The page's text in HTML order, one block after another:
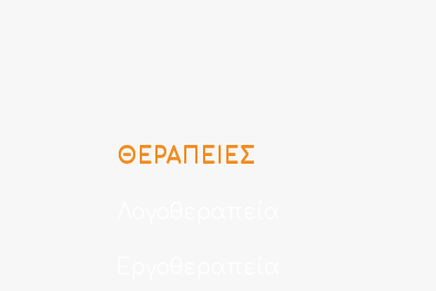
ΘΕΡΑΠΕΊΕΣ